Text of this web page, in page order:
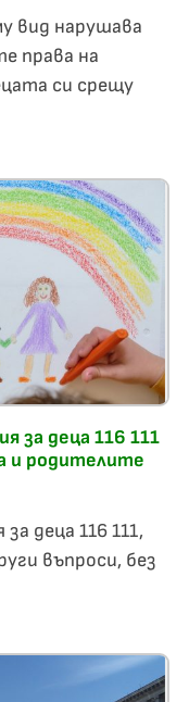
вид нарушава
права на
си срещу
за деца 116 111
и родителите
деца 116 111,
въпроси, без